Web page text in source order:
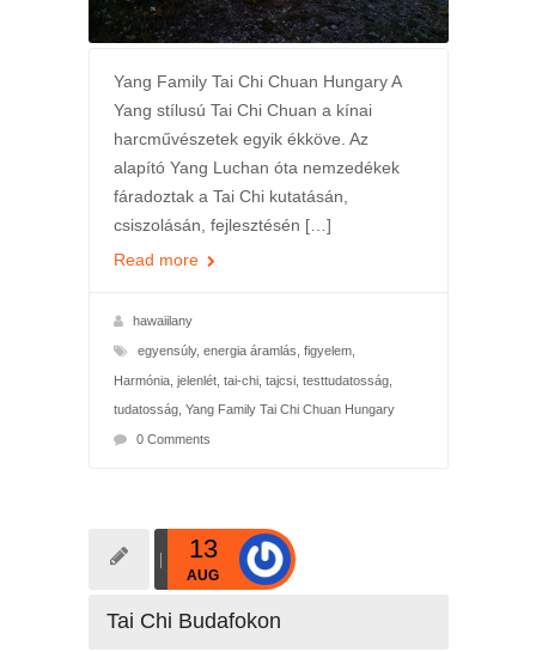
Yang Family Tai Chi Chuan Hungary A
Yang stílusú Tai Chi Chuan a kínai
harcművészetek egyik ékköve. Az
alapító Yang Luchan óta nemzedékek
fáradoztak a Tai Chi kutatásán,
csiszolásán, fejlesztésén […]
Read more
hawaiilany
egyensúly, energia áramlás figyelem,
Harmónia, jelenlét, tai-chi, tajcsi, testtudatosság,
tudatosság, Yang Family Tai Chi Chuan Hungary
0 Comments
13
AUG
Tai Chi Budafokon